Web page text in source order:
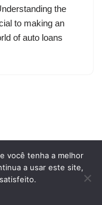
the
to making an
of auto loans
of use
Us
você tenha a melhor
a usar este site,